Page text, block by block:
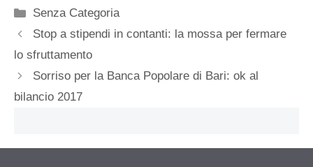
Categorie
Senza Categoria
Stop a stipendi in contanti: la mossa per fermare
lo sfruttamento
Sorriso per la Banca Popolare di Bari: ok al
bilancio 2017